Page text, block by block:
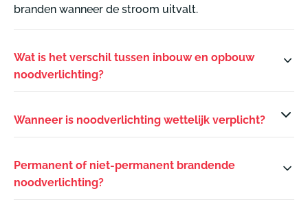
branden wanneer de stroom uitvalt.
Wat is het verschil tussen inbouw en opbouw
noodverlichting?
Wanneer is noodverlichting wettelijk verplicht?
Permanent of niet-permanent brandende
noodverlichting?